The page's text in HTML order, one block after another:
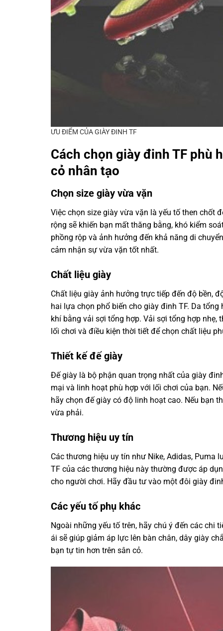
ƯU ĐIỂM CỦA GIÀY ĐINH TF
Cách chọn giày đinh TF phù
cỏ nhân tạo
Chọn size giày vừa vặn
Việc chọn size giày vừa vặn là yếu tố then chốt
rộng sẽ khiến bạn mất thăng bằng, khó kiểm
phồng rộp và ảnh hưởng đến khả năng di
cảm nhận sự vừa vặn tốt nhất.
Chất liệu giày
Chất liệu giày ảnh hưởng trực tiếp đến độ bền,
hai lựa chọn phổ biến cho giày đinh TF. Da
khí bằng vải sợi tổng hợp. Vải sợi tổng hợp nhẹ,
lối chơi và điều kiện thời tiết để chọn chất liệu
Thiết kế đế giày
Đế giày là bộ phận quan trọng nhất của giày
mại và linh hoạt phù hợp với lối chơi của bạn.
hãy chọn đế giày có độ linh hoạt cao. Nếu bạn
vừa phải.
Thương hiệu uy tín
Các thương hiệu uy tín như Nike, Adidas,
TF của các thương hiệu này thường được áp
cho người chơi. Hãy đầu tư vào một đôi giày
Các yếu tố phụ khác
Ngoài những yếu tố trên, hãy chú ý đến các chi
ái sẽ giúp giảm áp lực lên bàn chân, dây giày
bạn tự tin hơn trên sân cỏ.